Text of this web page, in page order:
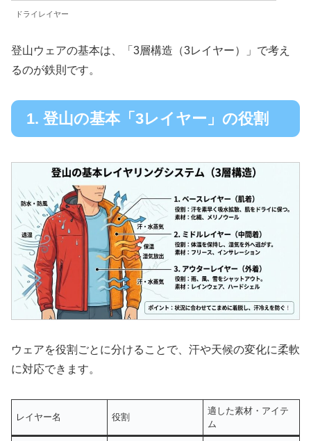
ドライレイヤー
登山ウェアの基本は、「3層構造（3レイヤー）」で考え
るのが鉄則です。
1. 登山の基本「3レイヤー」の役割
ウェアを役割ごとに分けることで、汗や天候の変化に柔軟
に対応できます。
レイヤー名 役割
適した素材・アイテ
ム